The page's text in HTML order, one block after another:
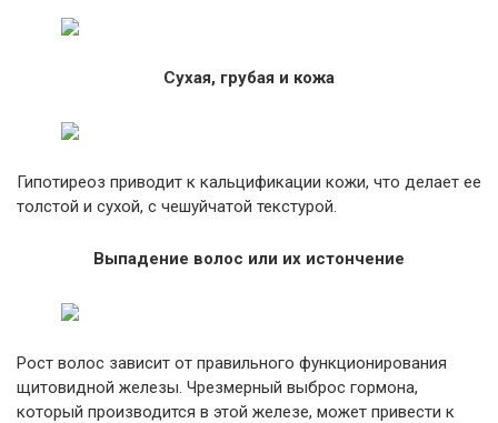
Сухая, грубая и кожа
Гипотиреоз приводит к кальцификации кожи, что делает ее
толстой и сухой, с чешуйчатой текстурой.
Выпадение волос или их истончение
Рост волос зависит от правильного функционирования
щитовидной железы. Чрезмерный выброс гормона,
который производится в этой железе, может привести к